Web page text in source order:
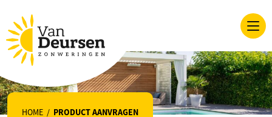
HOME / PRODUCT AANVRAGEN